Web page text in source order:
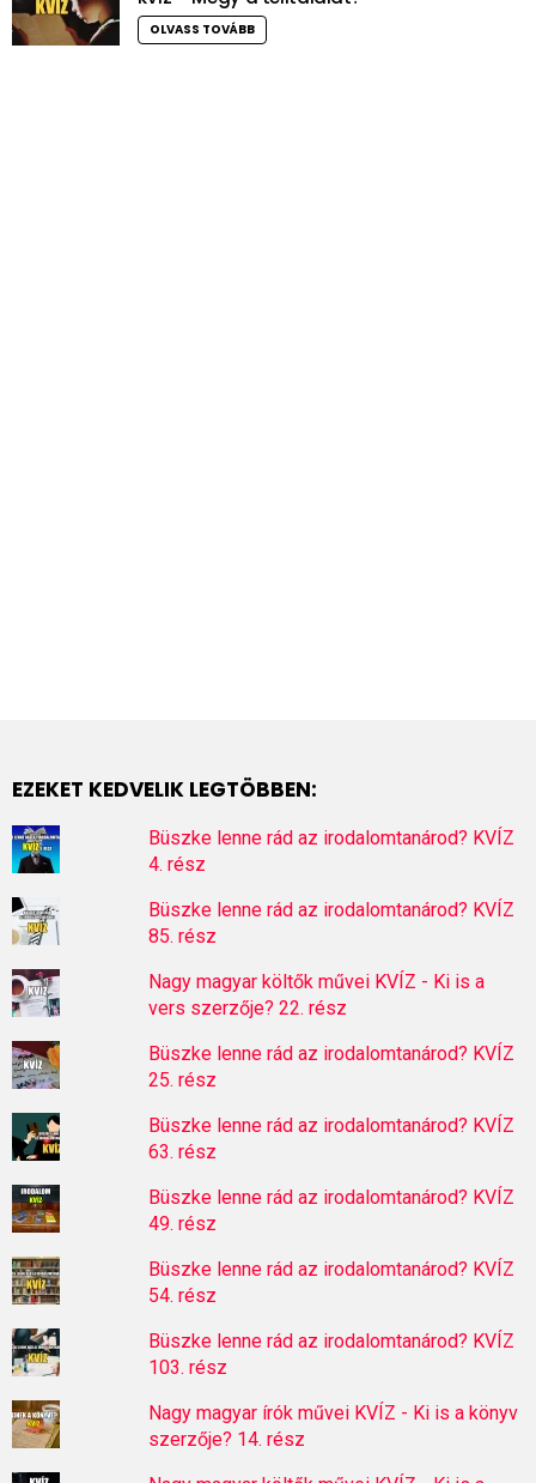
OLVASS TOVÁBB
EZEKET KEDVELIK LEGTÖBBEN:
Büszke lenne rád az irodalomtanárod? KVÍZ
4. rész
Büszke lenne rád az irodalomtanárod? KVÍZ
85. rész
Nagy magyar költők művei KVÍZ - Ki is a
vers szerzője? 22. rész
Büszke lenne rád az irodalomtanárod? KVÍZ
25. rész
Büszke lenne rád az irodalomtanárod? KVÍZ
63. rész
Büszke lenne rád az irodalomtanárod? KVÍZ
49. rész
Büszke lenne rád az irodalomtanárod? KVÍZ
54. rész
Büszke lenne rád az irodalomtanárod? KVÍZ
103. rész
Nagy magyar írók művei KVÍZ - Ki is a könyv
szerzője? 14. rész